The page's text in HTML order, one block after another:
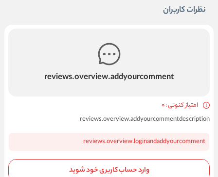
نظرات کاربران
reviews.overview.addyourcomment
امتیاز کنونی : 0
reviews.overview.addyourcommentdescription
reviews.overview.loginandaddyourcomment
وارد حساب کاربری خود شوید